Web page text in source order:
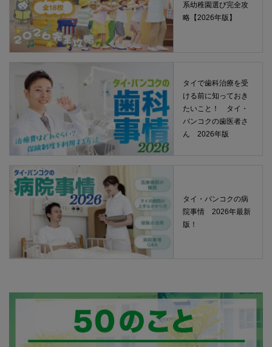
系幼稚園選び完全攻
略【2026年版】
タイで歯科治療を受
ける前に知っておき
たいこと！ タイ・
バンコクの歯医者さ
ん 2026年版
タイ・バンコクの病
院事情 2026年最新
版！